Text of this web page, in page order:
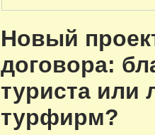
Новый
договора:
туриста или
турфирм?